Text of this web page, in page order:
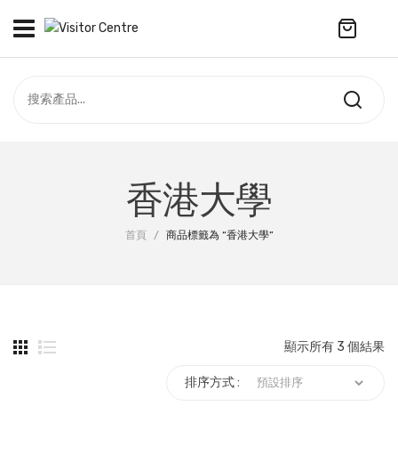
合作社
訂製產品
香港大學
首頁 / 商品標籤為 “香港大學”
顯示所有 3 個結果
排序方式 :